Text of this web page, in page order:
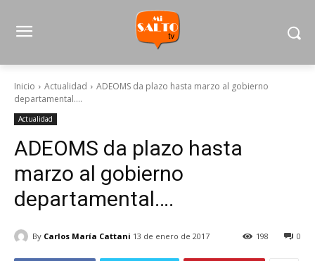
Inicio Actualidad
ADEOMS da plazo hasta marzo al gobierno
departamental....
Actualidad
ADEOMS da plazo hasta
marzo al gobierno
departamental….
By Carlos María Cattani 13 de enero de 2017 0
198